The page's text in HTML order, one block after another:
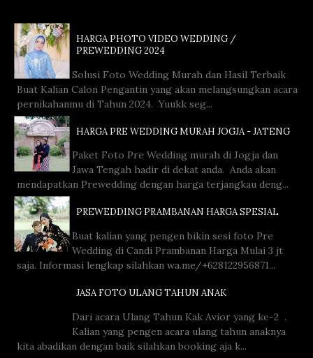
HARGA PHOTO VIDEO WEDDING /
PREWEDDING 2024
Solusi Foto Wedding Murah dan Hasil Terbaik
Buat Kalian Calon Pengantin yang akan melangsungkan acara
pernikahanmu di Tahun 2024. Yuukk seg...
HARGA PRE WEDDING MURAH JOGJA - JATENG
Paket Foto Pre Wedding murah di Jogja dan
Jawa Tengah hadir di dekat anda. Anda akan
mendapatkan Prewedding dengan harga terjangkau deng...
PREWEDDING PRAMBANAN HARGA SPESIAL
Buat kalian yang pengen bikin sesi foto Pre
Wedding di Candi Prambanan Harga Mulai 3 jt
saja. Informasi lengkap silahkan wa.me/+628122956871...
JASA FOTO ULANG TAHUN ANAK
Dari acara Ulang Tahun Kak Avior yang ke-2 .
Kalian yang pengen acara ulang tahun anaknya
kita abadikan dengan baik silahkan booking aja k...